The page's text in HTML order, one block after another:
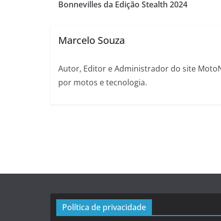
Bonnevilles da Edição Stealth 2024
Marcelo Souza
Autor, Editor e Administrador do site
por motos e tecnologia.
Política de privacidade